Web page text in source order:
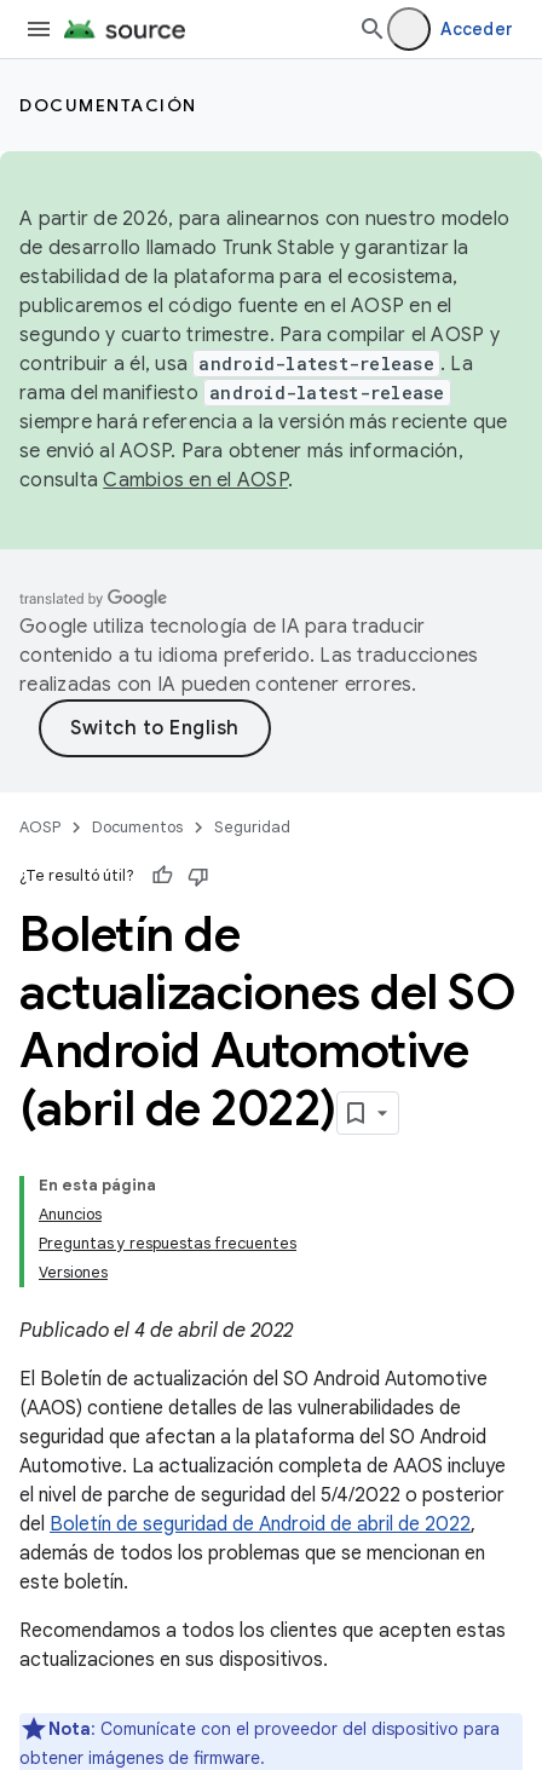
Acceder
DOCUMENTACIÓN
A partir de 2026, para alinearnos con nuestro modelo
de desarrollo llamado Trunk Stable y garantizar la
estabilidad de la plataforma para el ecosistema,
publicaremos el código fuente en el AOSP en el
segundo y cuarto trimestre. Para compilar el AOSP y
contribuir a él, usa android-latest-release . La
rama del manifiesto android-latest-release
siempre hará referencia a la versión más reciente que
se envió al AOSP. Para obtener más información,
consultaCambios en el AOSP.
Google utiliza tecnología de IA para traducir
contenido a tu idioma preferido. Las traducciones
realizadas con IA pueden contener errores.
AOSP Documentos Seguridad
¿Te resultó útil?
Boletín de
actualizaciones del SO
Android Automotive
(abril de 2022)
En esta página
Anuncios
Preguntas y respuestas frecuentes
Versiones
Publicado el 4 de abril de 2022
El Boletín de actualización del SO Android Automotive
(AAOS) contiene detalles de las vulnerabilidades de
seguridad que afectan a la plataforma del SO Android
Automotive. La actualización completa de AAOS incluye
el nivel de parche de seguridad del 5/4/2022 o posterior
del Boletín de seguridad de Android de abril de 2022,
además de todos los problemas que se mencionan en
este boletín.
Recomendamos a todos los clientes que acepten estas
actualizaciones en sus dispositivos.
Nota: Comunícate con el proveedor del dispositivo para
obtener imágenes de firmware.